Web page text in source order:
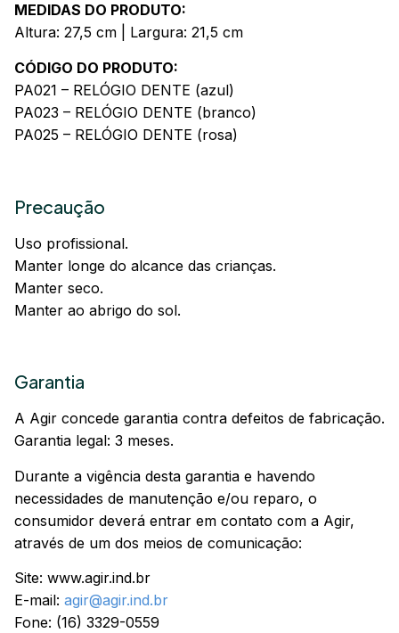
MEDIDAS DO PRODUTO:
Altura: 27,5 cm | Largura: 21,5 cm
CÓDIGO DO PRODUTO:
PA021 – RELÓGIO DENTE (azul)
PA023 – RELÓGIO DENTE (branco)
PA025 – RELÓGIO DENTE (rosa)
Precaução
Uso profissional.
Manter longe do alcance das crianças.
Manter seco.
Manter ao abrigo do sol.
Garantia
A Agir concede garantia contra defeitos de fabricação.
Garantia legal: 3 meses.
Durante a vigência desta garantia e havendo
necessidades de manutenção e/ou reparo, o
consumidor deverá entrar em contato com a Agir,
através de um dos meios de comunicação:
Site: www.agir.ind.br
E-mail: agir@agir.ind.br
Fone: (16) 3329-0559